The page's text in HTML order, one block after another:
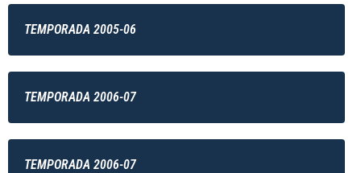
TEMPORADA 2005-06
TEMPORADA 2006-07
TEMPORADA 2006-07